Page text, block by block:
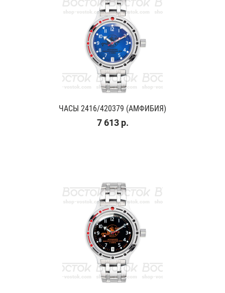
ЧАСЫ 2416/420379 (АМФИБИЯ)
7 613 р.